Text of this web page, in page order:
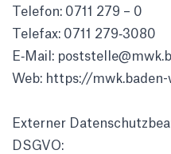
Telefon: 0711 279 – 0
Telefax: 0711 279‑3080
E‑Mail:
Web: https://
Externer
DSGVO: